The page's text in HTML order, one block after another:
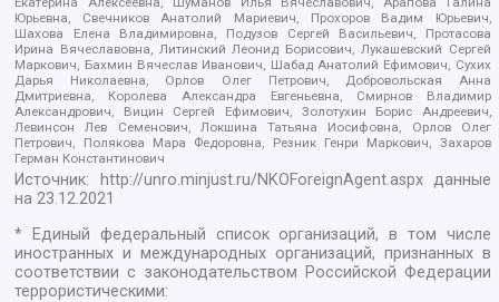
Юрьевна, Свечников Анатолий Мариевич, Прохоров Вадим Юрьевич,
Шахова Елена Владимировна, Подузов Сергей Васильевич, Протасова
Ирина Вячеславовна, Литинский Леонид Борисович, Лукашевский Сергей
Маркович, Бахмин Вячеслав Иванович, Шабад Анатолий Ефимович, Сухих
Дарья Николаевна, Орлов Олег Петрович, Добровольская Анна
Дмитриевна, Королева Александра Евгеньевна, Смирнов Владимир
Александрович, Вицин Сергей Ефимович, Золотухин Борис Андреевич,
Левинсон Лев Семенович, Локшина Татьяна Иосифовна, Орлов Олег
Петрович, Полякова Мара Федоровна, Резник Генри Маркович, Захаров
Герман Константинович
Источник: http://unro.minjust.ru/NKOForeignAgent.aspxданные
на23.12.2021
* Единый федеральный список организаций, в том числе
иностранных и международных организаций, признанных в
соответствии с законодательством Российской Федерации
террористическими: